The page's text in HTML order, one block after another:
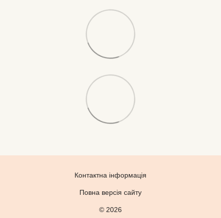
Контактна інформація
Повна версія сайту
© 2026